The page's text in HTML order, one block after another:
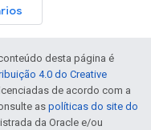
desta página é
4.0 do Creative
de acordo com a
aspolíticas do site do
da Oracle e/ou